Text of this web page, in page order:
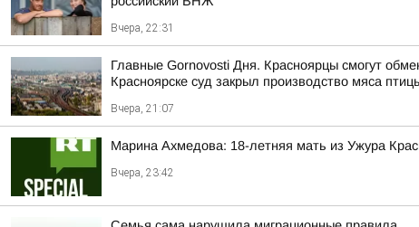
Вчера, 22:31
Главные Gornovosti Дня. Красноярцы смогут
Красноярске суд закрыл производство мяса
Вчера, 21:07
Марина Ахмедова: 18-летняя мать из Ужура
Вчера, 23:42